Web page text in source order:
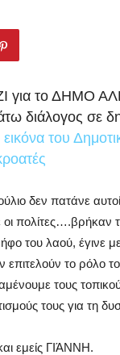
για το ΔΗΜΟ
διάλογος σε
του
δεν πατάνε
πολίτες….βρήκαν
του λαού, έγινε
επιτελούν το ρόλο
τους
τους για τη
εμείς ΓΙΆΝΝΗ.